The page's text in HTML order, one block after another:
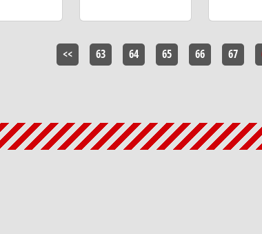
<< 63 64 65 66 67